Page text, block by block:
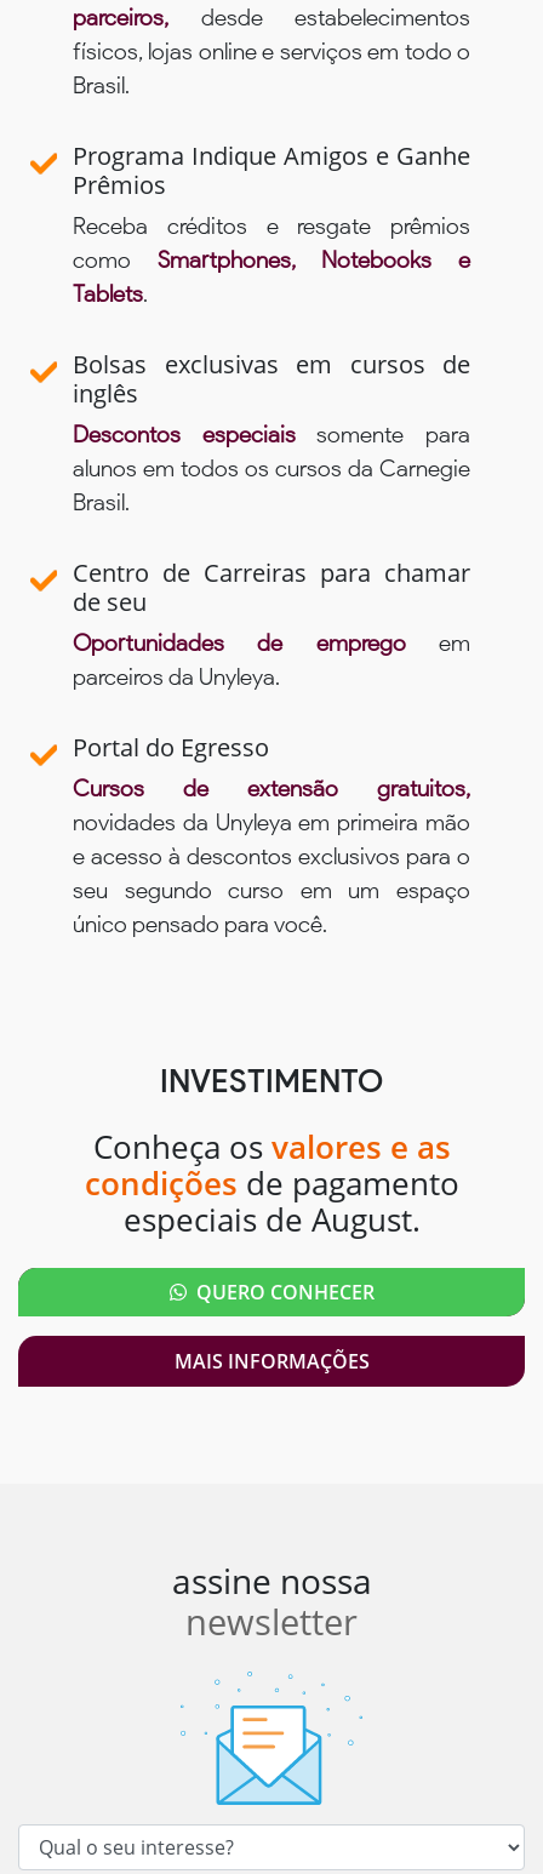
parceiros, desde estabelecimentos
físicos, lojas online e serviços em todo o
Brasil.
Programa Indique Amigos e Ganhe
Prêmios
Receba créditos e resgate prêmios
como Smartphones, Notebooks e
Tablets.
Bolsas exclusivas em cursos de
inglês
Descontos especiaissomente para
alunos em todos os cursos da Carnegie
Brasil.
Centro de Carreiras para chamar
de seu
Oportunidades de empregoem
parceiros da Unyleya.
Portal do Egresso
Cursos de extensão gratuitos,
novidades da Unyleya em primeira mão
e acesso à descontos exclusivos para o
seu segundo curso em um espaço
único pensado para você.
INVESTIMENTO
Conheça os valores e as
condições de pagamento
especiais de August.
QUERO CONHECER
MAIS INFORMAÇÕES
assine nossa
newsletter